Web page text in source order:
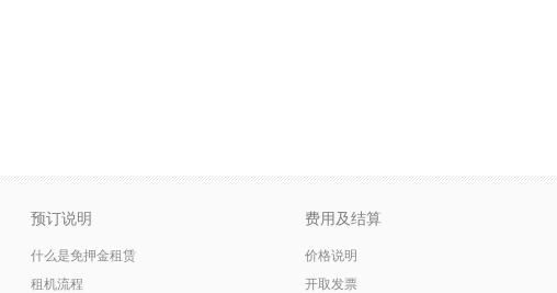
预订说明
什么是免押金租赁
租机流程
费用及结算
价格说明
开取发票